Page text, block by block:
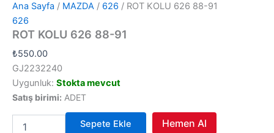
Ana Sayfa / MAZDA / 626 / ROT KOLU 626 88-91
626
ROT KOLU 626 88-91
₺550.00
GJ2232240
Uygunluk: Stokta mevcut
Satış birimi: ADET
Sepete Ekle Hemen Al